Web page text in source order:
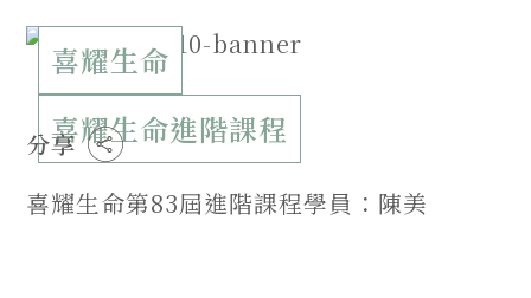
喜耀生命
喜耀生命進階課程
分享
喜耀生命第83屆進階課程學員：陳美